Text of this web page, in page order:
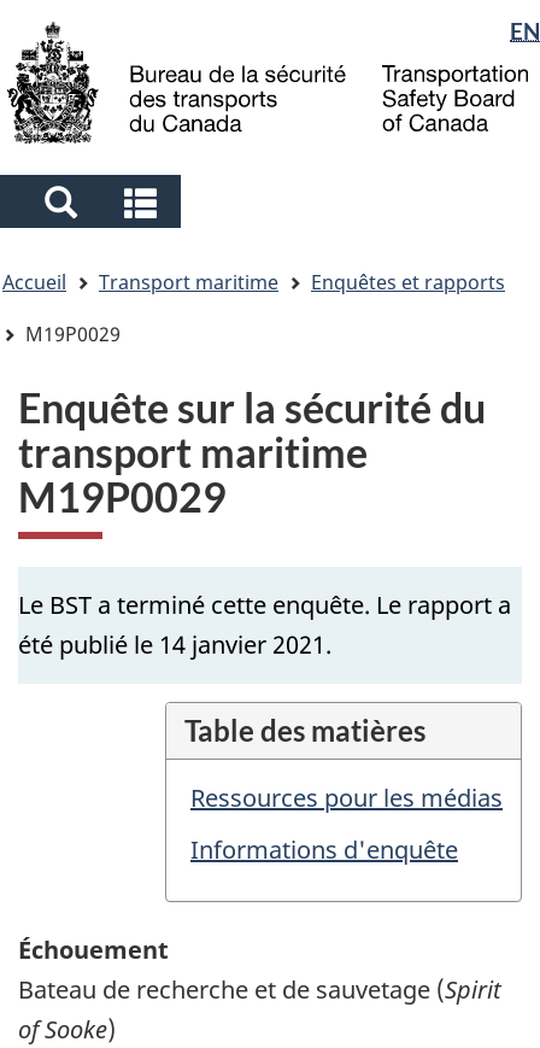
to
main
to
"About
government"
à
la
Sélection
de
la
langue
EN
Search
and
menus
and
menus
êtes
ici
Accueil Transport maritime
Enquêtes et rapports
M19P0029
Enquête sur la sécurité du
transport maritime
M19P0029
Le BST a terminé cette enquête. Le rapport a
été publié le 14 janvier 2021.
Table des matières
Ressources pour les médias
Informations d'enquête
Échouement
Bateau de recherche et de sauvetage (Spirit
of Sooke)